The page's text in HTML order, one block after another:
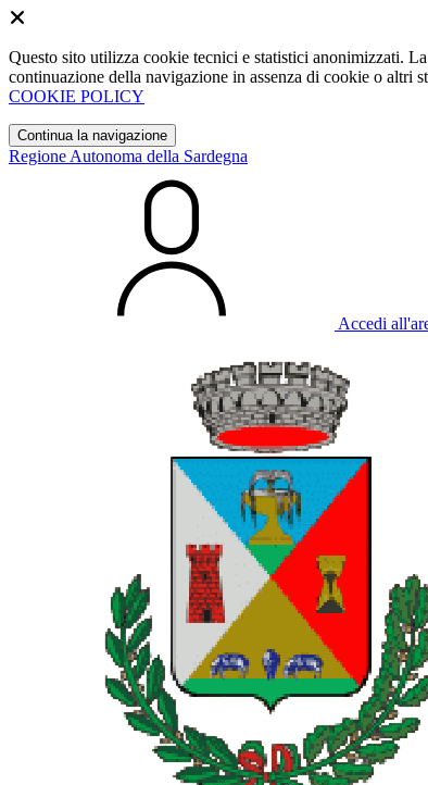
Questo sito utilizza cookie tecnici e statistici anonimizzati.
continuazione della navigazione in assenza di cookie o altri
COOKIE POLICY
Continua la navigazione
Regione Autonoma della Sardegna
Accedi